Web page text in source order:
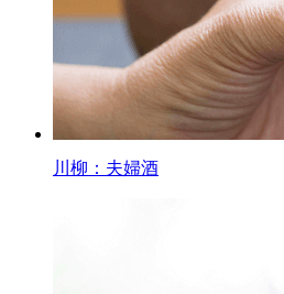
川柳：夫婦酒